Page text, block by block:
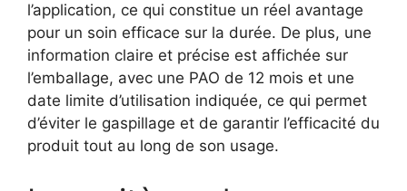
l’application, ce qui constitue un réel avantage
pour un soin efficace sur la durée. De plus, une
information claire et précise est affichée sur
l’emballage, avec une PAO de 12 mois et une
date limite d’utilisation indiquée, ce qui permet
d’éviter le gaspillage et de garantir l’efficacité du
produit tout au long de son usage.